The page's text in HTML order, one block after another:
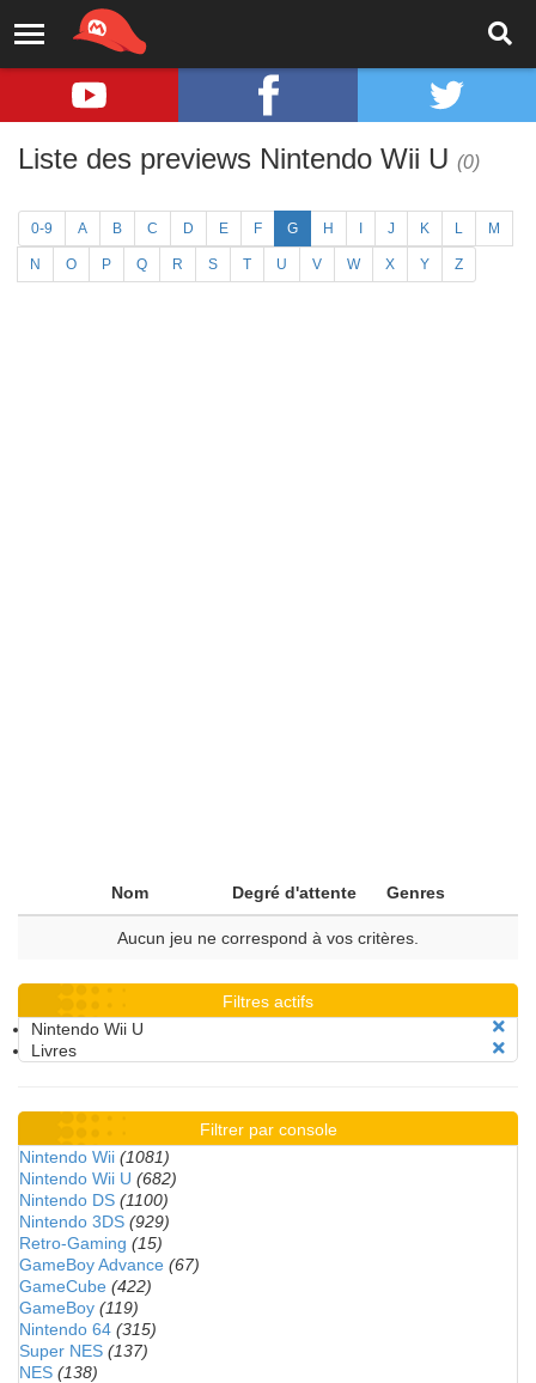
Liste des previews Nintendo Wii U (0)
0-9 A B C D E F G H J K L M
N O P Q R S T U V W X Y Z
Nom Degré d'attente Genres
Aucun jeu ne correspond à vos critères.
Filtres actifs
Nintendo Wii U
Livres
Filtrer par console
Nintendo Wii (1081)
Nintendo Wii U (682)
Nintendo DS (1100)
Nintendo 3DS (929)
Retro-Gaming (15)
GameBoy Advance (67)
GameCube (422)
GameBoy (119)
Nintendo 64 (315)
Super NES (137)
NES (138)